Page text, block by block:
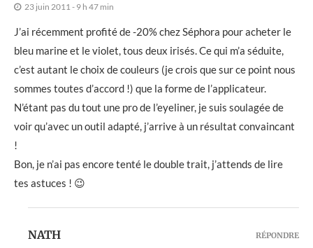
23 juin 2011 - 9 h 47 min
J’ai récemment profité de -20% chez Séphora pour acheter le
bleu marine et le violet, tous deux irisés. Ce qui m’a séduite,
c’est autant le choix de couleurs (je crois que sur ce point nous
sommes toutes d’accord !) que la forme de l’applicateur.
N’étant pas du tout une pro de l’eyeliner, je suis soulagée de
voir qu’avec un outil adapté, j’arrive à un résultat convaincant
!
Bon, je n’ai pas encore tenté le double trait, j’attends de lire
tes astuces ! 😉
NATH RÉPONDRE